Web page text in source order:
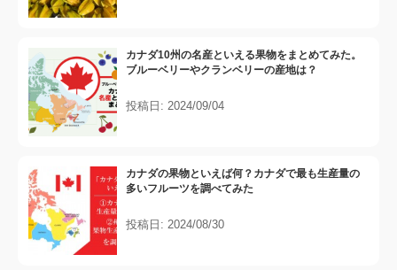
カナダ10州の名産といえる果物をまとめてみた。
ブルーベリーやクランベリーの産地は？
投稿日: 2024/09/04
カナダの果物といえば何？カナダで最も生産量の
多いフルーツを調べてみた
投稿日: 2024/08/30